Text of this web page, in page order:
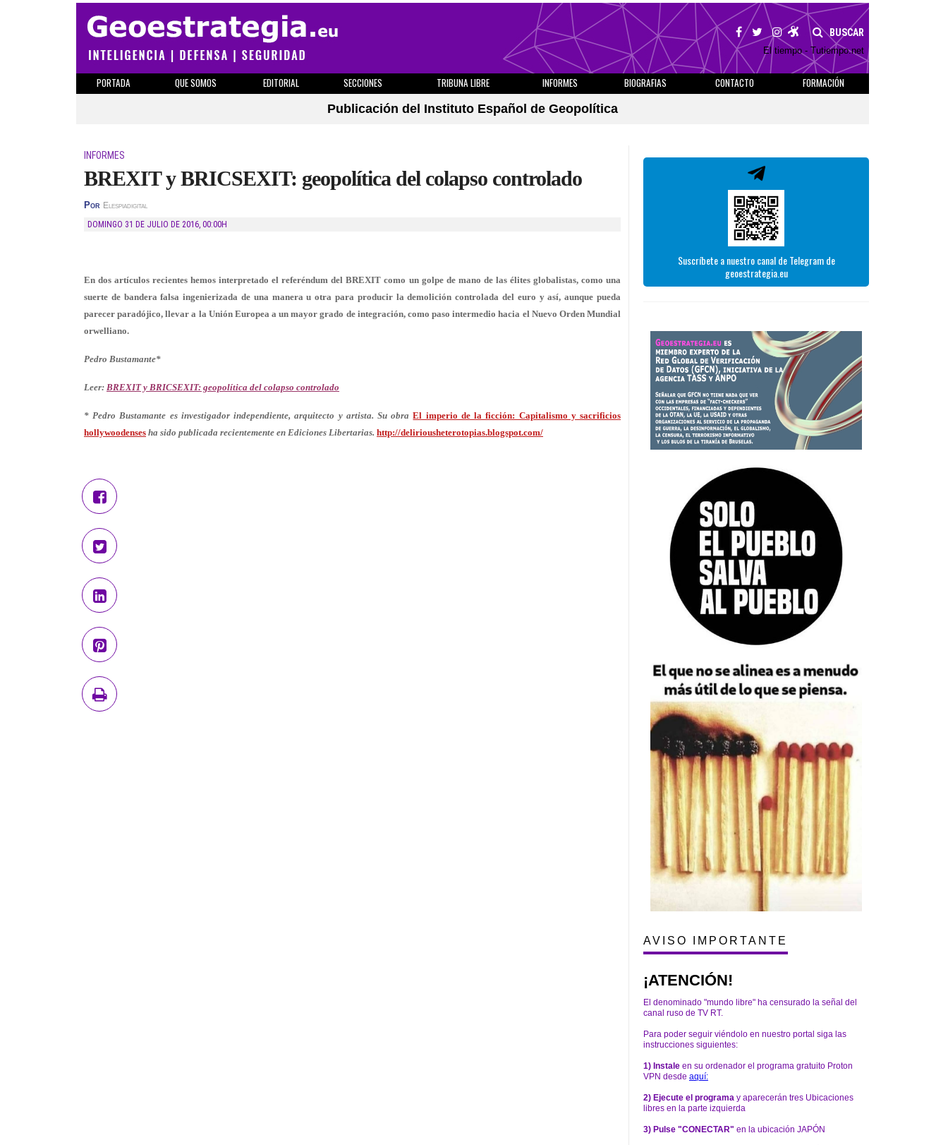
BUSCAR
El tiempo - Tutiempo.net
PORTADA QUE SOMOS EDITORIAL SECCIONES TRIBUNA LIBRE INFORMES BIOGRAFIAS CONTACTO
FORMACIÓN
Publicación del Instituto Español de Geopolítica
INFORMES
BREXIT y BRICSEXIT: geopolítica del colapso controlado
Por Elespiadigital
DOMINGO 31 DE JULIO DE 2016, 00:00H
En dos artículos recientes hemos interpretado el referéndum del BREXIT como un golpe de mano de las élites globalistas, como una
suerte de bandera falsa ingenierizada de una manera u otra para producir la demolición controlada del euro y así, aunque pueda
parecer paradójico, llevar a la Unión Europea a un mayor grado de integración, como paso intermedio hacia el Nuevo Orden Mundial
orwelliano.
Pedro Bustamante*
Leer: BREXIT y BRICSEXIT: geopolítica del colapso controlado
* Pedro Bustamante es investigador independiente, arquitecto y artista. Su obraEl imperio de la ficción: Capitalismo y sacrificios
hollywoodenses ha sido publicada recientemente en Ediciones Libertarias. http://deliriousheterotopias.blogspot.com/
Suscríbete a nuestro canal de Telegram de
geoestrategia.eu
AVISO IMPORTANTE
¡ATENCIÓN!
El denominado "mundo libre" ha censurado la señal del
canal ruso de TV RT.
Para poder seguir viéndolo en nuestro portal siga las
instrucciones siguientes:
1) Instale en su ordenador el programa gratuito Proton
VPN desde aquí:
2) Ejecute el programa y aparecerán tres Ubicaciones
libres en la parte izquierda
3) Pulse "CONECTAR" en la ubicación JAPÓN